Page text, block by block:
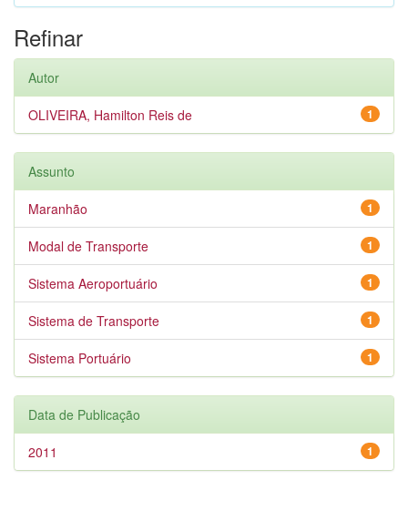
Refinar
Autor
1
OLIVEIRA, Hamilton Reis de
Assunto
1
Maranhão
1
Modal de Transporte
1
Sistema Aeroportuário
1
Sistema de Transporte
1
Sistema Portuário
Data de Publicação
1
2011